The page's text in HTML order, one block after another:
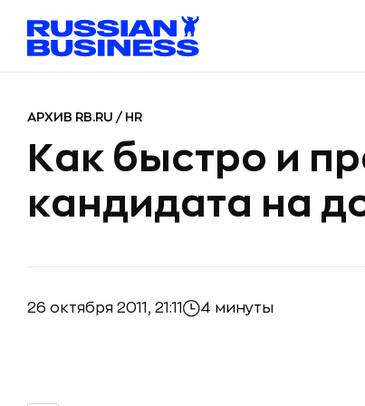
АРХИВ RB.RU / HR
Как быстро и
кандидата на
26 октября 2011, 21:11 4 минуты